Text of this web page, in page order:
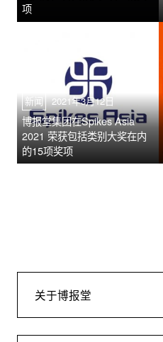
项
新闻 2021年3月12日
博报堂集团在Spikes Asia
2021 荣获包括类别大奖在内
的15项奖项
关于博报堂